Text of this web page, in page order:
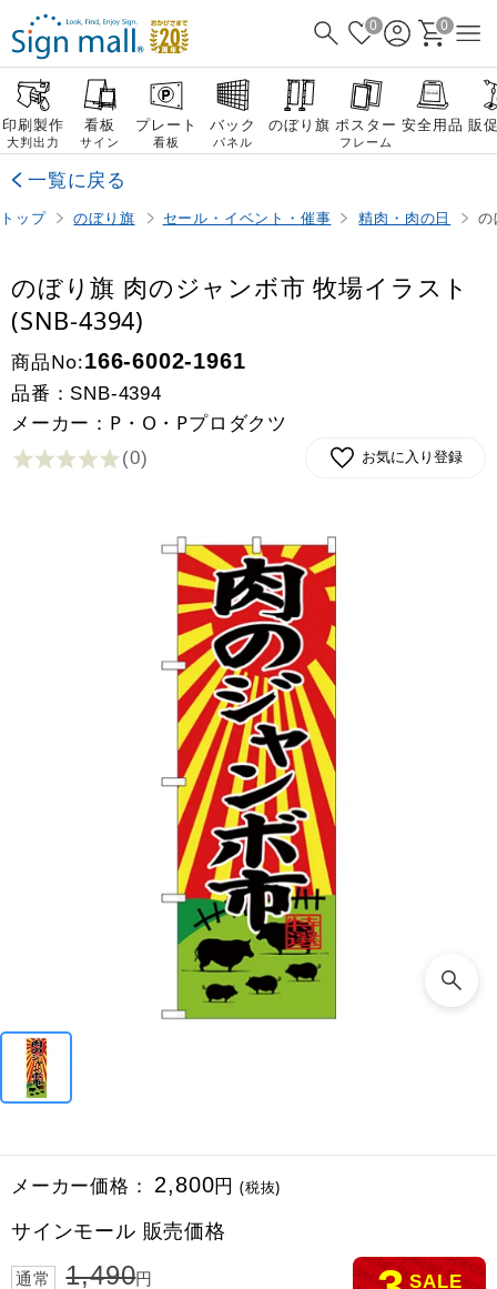
0 0
印刷製作
大判出力
看板
サイン
プレート
看板
バック
パネル
のぼり旗 ポスター
フレーム
安全用品 販
一覧に戻る
トップ のぼり旗 セール・イベント・催事 精肉・肉の日
のぼり旗 肉のジャンボ市 牧場イラスト
(SNB-4394)
商品No:166-6002-1961
品番： SNB-4394
メーカー：P・O・Pプロダクツ
(0) お気に入り登録
メーカー価格： 2,800円(税抜)
サインモール 販売価格
通常 1,490円
SALE